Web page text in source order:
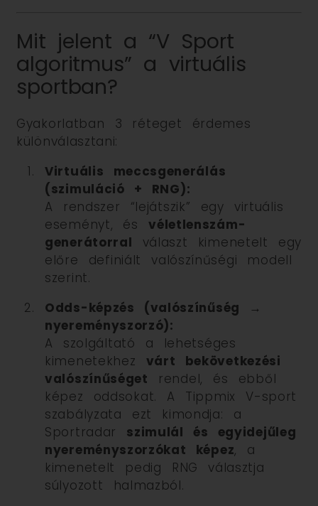
Mit jelent a “V Sport
algoritmus” a virtuális
sportban?
Gyakorlatban 3 réteget érdemes
különválasztani:
Virtuális meccsgenerálás
(szimuláció + RNG):
A rendszer “lejátszik” egy virtuális
eseményt, ésvéletlenszám-
generátorral választ kimenetelt egy
előre definiált valószínűségi modell
szerint.
Odds-képzés (valószínűség →
nyereményszorzó):
A szolgáltató a lehetséges
kimenetekhez várt bekövetkezési
valószínűséget rendel, és ebből
képez oddsokat. A Tippmix V-sport
szabályzata ezt kimondja: a
Sportradar szimulál és egyidejűleg
nyereményszorzókat képez, a
kimenetelt pedig RNG választja
súlyozott halmazból.